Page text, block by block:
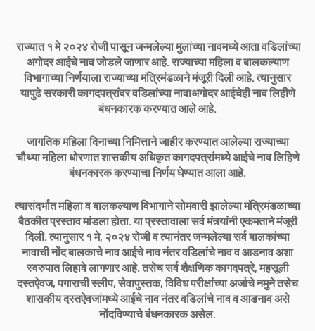
राज्यात १ मे २०२४ रोजी पासून जन्मलेल्या मुलांच्या नावमध्ये आता वडिलांच्या
अगोदर आईचे नाव जोडले जाणार आहे. राज्याच्या महिला व बालकल्याण
विभागाच्या निर्णयाला राज्याच्या मंत्रिमंडळाने मंजूरी दिली आहे. त्यानुसार
यापुढे सरकारी कागदपत्रांवर वडिलांच्या नावाअगोदर आईचेही नाव लिहीणे
बंधनकारक करण्यात आले आहे.
जागतिक महिला दिनाच्या निमित्ताने जाहीर करण्यात आलेल्या राज्याच्या
चौथ्या महिला धोरणात शासकीय अधिकृत कागदपत्रांमध्ये आईचे नाव लिहिणे
बंधनकारक करण्याचा निर्णय घेण्यात आला आहे.
त्यासंदर्भात महिला व बालकल्याण विभागाने सोमवारी झालेल्या मंत्रिमंडळाच्या
बैठकीत प्रस्ताव मांडला होता. या प्रस्तावाला सर्व मंत्र्यांनी एकमताने मंजूरी
दिली. त्यानुसार १ मे, २०२४ रोजी व त्यानंतर जन्मलेल्या सर्व बालकांच्या
नावाची नोंद बालकाचे नाव आईचे नाव नंतर वडिलांचे नाव व आडनाव अशा
स्वरुपात लिहावे लागणार आहे. तसेच सर्व शैक्षणिक कागदपत्रे, महसूली
दस्तऐवज, पगाराची स्लीप, सेवापुस्तक, विविध परीक्षांच्या अर्जाचे नमुने तसेच
शासकीय दस्तऐवजांमध्ये आईचे नाव नंतर वडिलांचे नाव व आडनाव असे
नोंदविण्याचे बंधनकारक असेल.